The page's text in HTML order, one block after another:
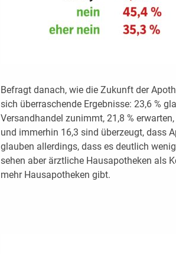
Befragt danach, wie die Zukunft der
sich überraschende Ergebnisse: 23,6 %
Versandhandel zunimmt, 21,8 %
und immerhin 16,3 sind überzeugt, dass
glauben allerdings, dass es deutlich
sehen aber ärztliche Hausapotheken als
mehr Hausapotheken gibt.